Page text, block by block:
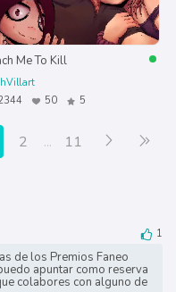
Me To Kill
50 5
2 ... 11 Siguiente
1
de los Premios Faneo
apuntar como reserva
colabores con alguno de